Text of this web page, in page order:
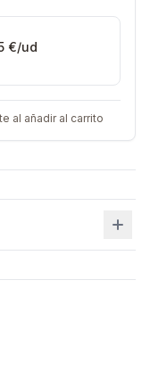
€/ud
al añadir al carrito